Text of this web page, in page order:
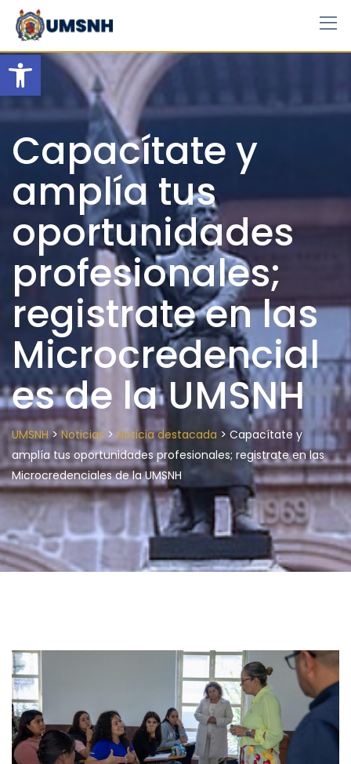
Open toolbar
Skip
content
Capacítate y
amplía tus
oportunidades
profesionales;
registrate en las
Microcredencial
es de la UMSNH
UMSNH> Noticias > Noticia destacada > Capacítate y
amplía tus oportunidades profesionales; registrate en las
Microcredenciales de la UMSNH